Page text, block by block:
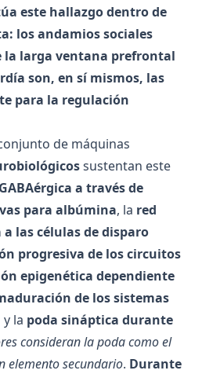
este hallazgo dentro de
los andamios sociales
la larga ventana prefrontal
son, en sí mismos, las
para la regulación
de máquinas
sustentan este
a través de
para albúmina, la red
las células de disparo
progresiva de los circuitos
epigenética dependiente
de los sistemas
y la poda sináptica durante
consideran la poda como el
elemento secundario. Durante